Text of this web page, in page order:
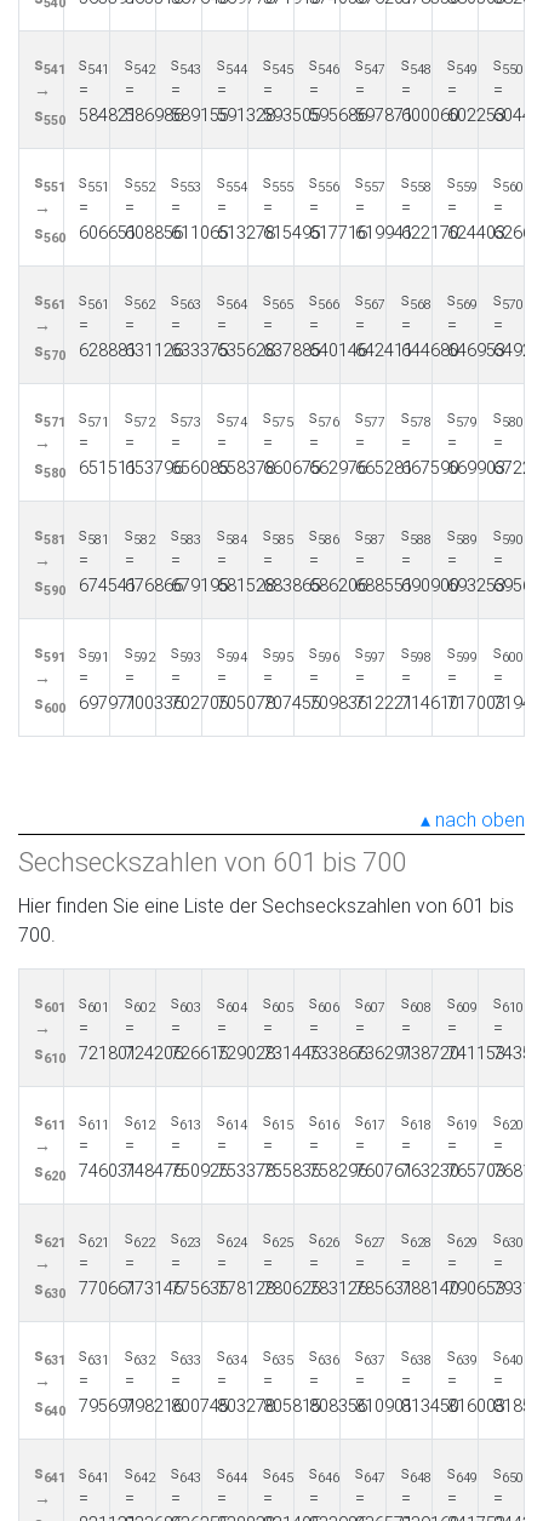
s541
→
s550
s541
=
584821
s542
=
586986
s543
=
589155
s544
=
591328
s545
=
593505
s546
=
595686
s547
=
597871
s548
=
600060
s549
=
602253
s550
=
s551
→
s560
s551
=
606651
s552
=
608856
s553
=
611065
s554
=
613278
s555
=
615495
s556
=
617716
s557
=
619941
s558
=
622170
s559
=
624403
s560
=
s561
→
s570
s561
=
628881
s562
=
631126
s563
=
633375
s564
=
635628
s565
=
637885
s566
=
640146
s567
=
642411
s568
=
644680
s569
=
646953
s570
=
s571
→
s580
s571
=
651511
s572
=
653796
s573
=
656085
s574
=
658378
s575
=
660675
s576
=
662976
s577
=
665281
s578
=
667590
s579
=
669903
s580
=
s581
→
s590
s581
=
674541
s582
=
676866
s583
=
679195
s584
=
681528
s585
=
683865
s586
=
686206
s587
=
688551
s588
=
690900
s589
=
693253
s590
=
s591
→
s600
s591
=
697971
s592
=
700336
s593
=
702705
s594
=
705078
s595
=
707455
s596
=
709836
s597
=
712221
s598
=
714610
s599
=
717003
s600
=
nach oben
Sechseckszahlen von 601 bis 700
Hier finden Sie eine Liste der Sechseckszahlen von 601 bis
700.
s601
→
s610
s601
=
721801
s602
=
724206
s603
=
726615
s604
=
729028
s605
=
731445
s606
=
733866
s607
=
736291
s608
=
738720
s609
=
741153
s610
=
s611
→
s620
s611
=
746031
s612
=
748476
s613
=
750925
s614
=
753378
s615
=
755835
s616
=
758296
s617
=
760761
s618
=
763230
s619
=
765703
s620
=
s621
→
s630
s621
=
770661
s622
=
773146
s623
=
775635
s624
=
778128
s625
=
780625
s626
=
783126
s627
=
785631
s628
=
788140
s629
=
790653
s630
=
s631
→
s640
s631
=
795691
s632
=
798216
s633
=
800745
s634
=
803278
s635
=
805815
s636
=
808356
s637
=
810901
s638
=
813450
s639
=
816003
s640
=
s641
→
s641
=
s642
=
s643
=
s644
=
s645
=
s646
=
s647
=
s648
=
s649
=
s650
=